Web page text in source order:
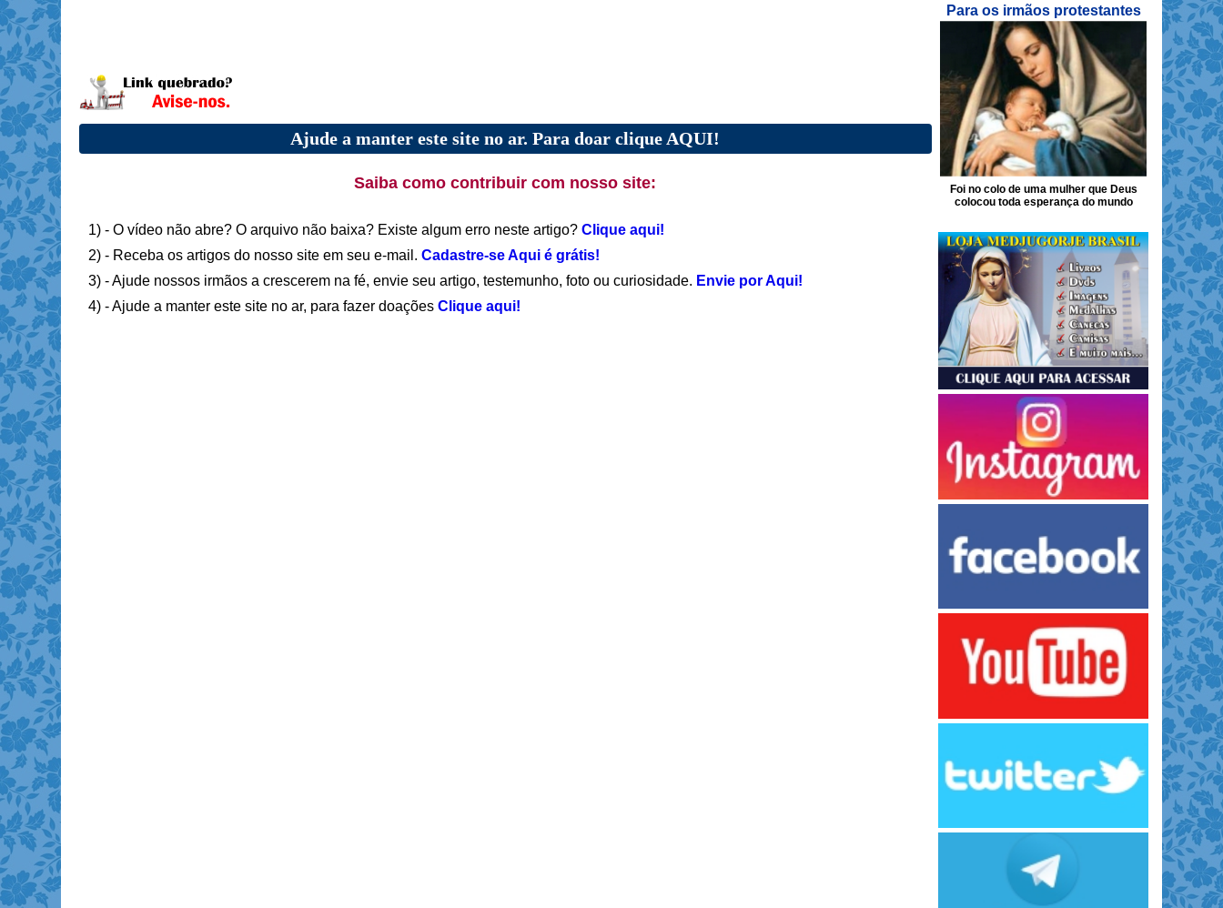
Ajude a manter este site no ar. Para doar clique AQUI!
Saiba como contribuir com nosso site:
1) - O vídeo não abre? O arquivo não baixa? Existe algum erro neste artigo? Clique aqui!
2) - Receba os artigos do nosso site em seu e-mail. Cadastre-se Aqui é grátis!
3) - Ajude nossos irmãos a crescerem na fé, envie seu artigo, testemunho, foto ou curiosidade. Envie por Aqui!
4) - Ajude a manter este site no ar, para fazer doações Clique aqui!
Para os irmãos protestantes
Foi no colo de uma mulher que Deus
colocou toda esperança do mundo